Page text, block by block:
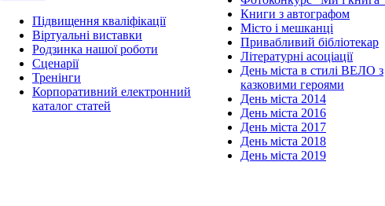
Підвищення кваліфікації
Віртуальні виставки
Родзинка нашої роботи
Сценарії
Тренінги
Корпоративний електронний
каталог статей
Книги з автографом
Місто і мешканці
Привабливий бібліотекар
Літературні асоціації
День міста в стилі ВЕЛО з
казковими героями
День міста 2014
День міста 2016
День міста 2017
День міста 2018
День міста 2019